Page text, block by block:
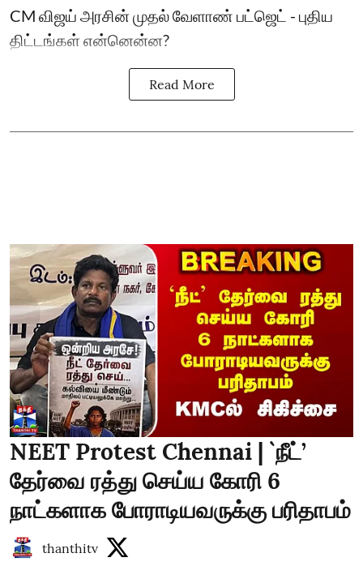
CM விஜய் அரசின் முதல் வேளாண் பட்ஜெட் - புதிய
திட்டங்கள் என்னென்ன?
Read More
NEET Protest Chennai | `நீட்’
தேர்வை ரத்து செய்ய கோரி 6
நாட்களாக போராடியவருக்கு பரிதாபம்
thanthitv